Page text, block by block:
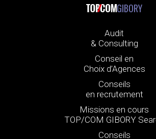
GIBORY
Audit
& Consulting
Conseil en
Choix d’Agences
Conseils
en recrutement
Missions en cours
TOP/COM GIBORY
Conseils